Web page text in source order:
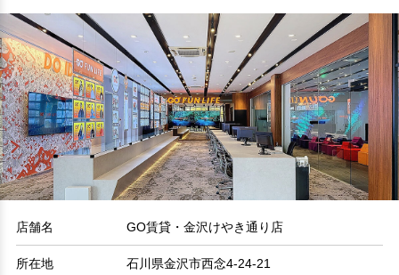
店舗名 GO賃貸・金沢けやき通り店
所在地 石川県金沢市西念4-24-21